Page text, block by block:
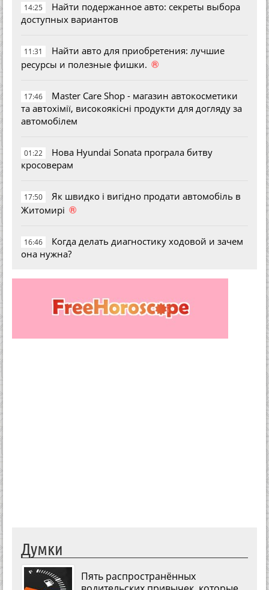
14:25
Найти подержанное авто: секреты выбора
доступных вариантов
11:31
Найти авто для приобретения: лучшие
ресурсы и полезные фишки. ®
17:46
Master Care Shop - магазин автокосметики
та автохімії, високоякісні продукти для догляду за
автомобілем
01:22
Нова Hyundai Sonata програла битву
кросоверам
17:50
Як швидко і вигідно продати автомобіль в
Житомирі ®
16:46
Когда делать диагностику ходовой и зачем
она нужна?
Думки
Пять распространённых